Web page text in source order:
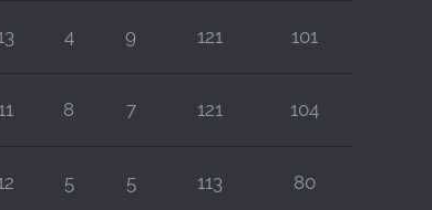
4 9 121 101
8 7 121 104
5 5 113 80